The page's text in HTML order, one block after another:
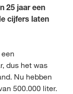
25 jaar een
cijfers laten
dus het was
Nu hebben
500.000 liter.